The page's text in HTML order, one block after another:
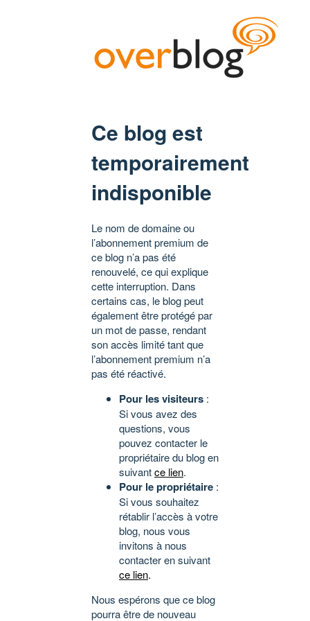
Ce blog est
temporairement
indisponible
Le nom de domaine ou
l’abonnement premium de
ce blog n’a pas été
renouvelé, ce qui explique
cette interruption. Dans
certains cas, le blog peut
également être protégé par
un mot de passe, rendant
son accès limité tant que
l’abonnement premium n’a
pas été réactivé.
Pour les visiteurs :
Si vous avez des
questions, vous
pouvez contacter le
propriétaire du blog en
suivantce lien.
Pour le propriétaire :
Si vous souhaitez
rétablir l’accès à votre
blog, nous vous
invitons à nous
contacter en suivant
ce lien.
Nous espérons que ce blog
pourra être de nouveau